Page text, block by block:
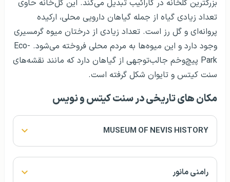
بزرگترین گلخانه در کارائیب تبدیل می‌کند. این گل‌خانه حاوی
تعداد زیادی گیاه از جمله گیاهان دارویی محلی، ارکیده
پروانه‌ای و گل رز است. تعداد زیادی از درختان میوه گرمسیری
وجود دارد و این میوه‌ها به مردم محلی فروخته می‌شود. Eco-
Park پیچ‌وخم جالب‌توجهی از گیاهان دارد که مانند نقشه‌های
سنت کیتس و تایوان شکل گرفته است.
مکان های تاریخی در سنت کیتس و نویس
MUSEUM OF NEVIS HISTORY
رامنی مانور